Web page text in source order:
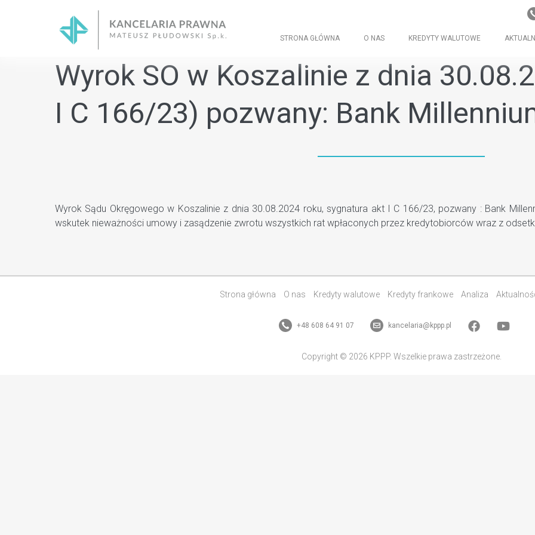
STRONA GŁÓWNA O NAS KREDYTY WALUTOWE
Wyrok SO w Koszalinie z dnia
I C 166/23) pozwany: Bank
Wyrok Sądu Okręgowego w Koszalinie z dnia 30.08.2024 roku, sygnatura akt I C 166/23, pozwany : Bank
wskutek nieważności umowy i zasądzenie zwrotu wszystkich rat wpłaconych przez kredytobiorców wraz z
Strona główna O nas Kredyty walutowe Kredyty frankowe Analiza
+48 608 64 91 07 kancelaria@kppp.pl
Copyright © 2026 KPPP. Wszelkie prawa zastrzeżone.